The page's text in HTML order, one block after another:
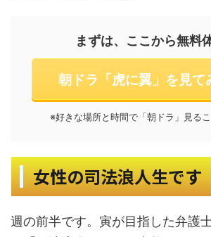
まずは、ここから無料
朝ドラ「虎に翼」を見て
※好きな場所と時間で「朝ドラ」見る
女性の司法浪人生です
週の前半です。寅が目指した弁護